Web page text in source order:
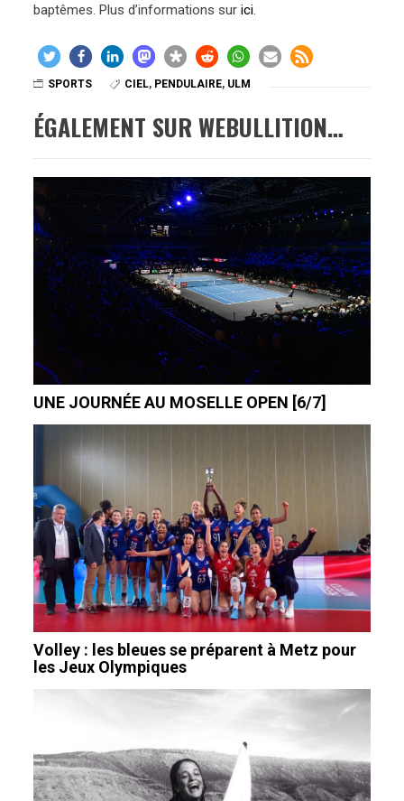
baptêmes. Plus d’informations surici.
SPORTS CIEL, PENDULAIRE, ULM
ÉGALEMENT SUR WEBULLITION…
UNE JOURNÉE AU MOSELLE OPEN [6/7]
Volley : les bleues se préparent à Metz pour
les Jeux Olympiques